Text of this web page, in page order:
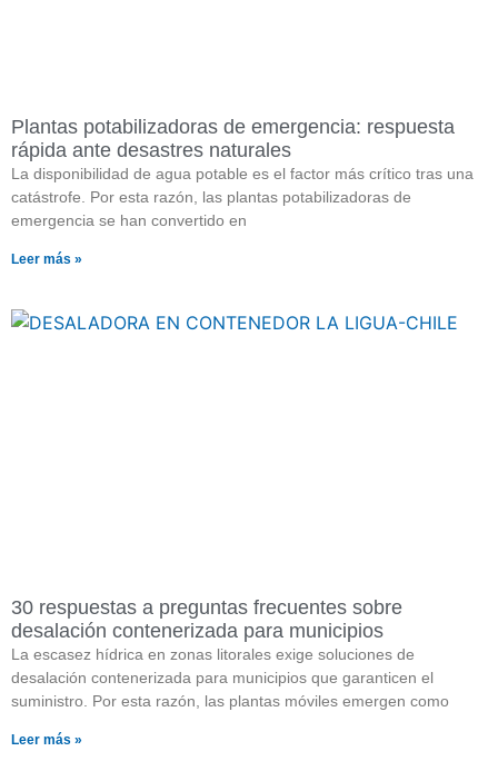
Plantas potabilizadoras de emergencia: respuesta
rápida ante desastres naturales
La disponibilidad de agua potable es el factor más crítico tras una
catástrofe. Por esta razón, las plantas potabilizadoras de
emergencia se han convertido en
Leer más »
30 respuestas a preguntas frecuentes sobre
desalación contenerizada para municipios
La escasez hídrica en zonas litorales exige soluciones de
desalación contenerizada para municipios que garanticen el
suministro. Por esta razón, las plantas móviles emergen como
Leer más »